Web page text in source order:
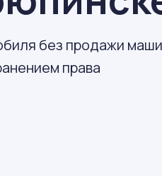
без продажи
права